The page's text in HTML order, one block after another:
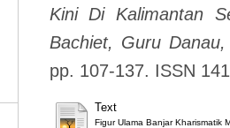
Kini Di Kalimantan
Bachiet, Guru
pp. 107-137. ISSN
Text
Figur Ulama Banjar Kharismatik